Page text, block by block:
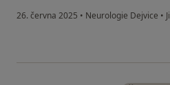
26. června 2025 • Neurologie Dejvice •